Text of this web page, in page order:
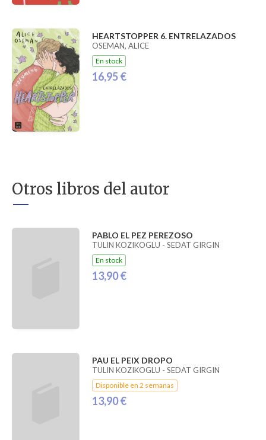
HEARTSTOPPER 6. ENTRELAZADOS
OSEMAN, ALICE
En stock
16,95 €
Otros libros del autor
PABLO EL PEZ PEREZOSO
TULIN KOZIKOGLU - SEDAT GIRGIN
En stock
13,90 €
PAU EL PEIX DROPO
TULIN KOZIKOGLU - SEDAT GIRGIN
Disponible en 2 semanas
13,90 €